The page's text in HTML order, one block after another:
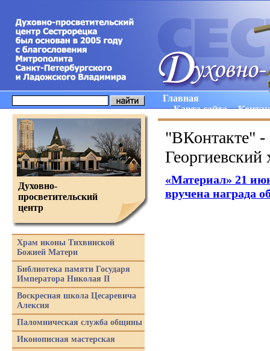
Главная
Карта сайта
"ВКонтакте" -
«Материал» 21
вручена награда
Духовно-
просветительский
центр
Храм иконы Тихвинской
Божией Матери
Библиотека памяти Государя
Императора Николая II
Воскресная школа Цесаревича
Алексия
Паломническая служба общины
Иконописная мастерская